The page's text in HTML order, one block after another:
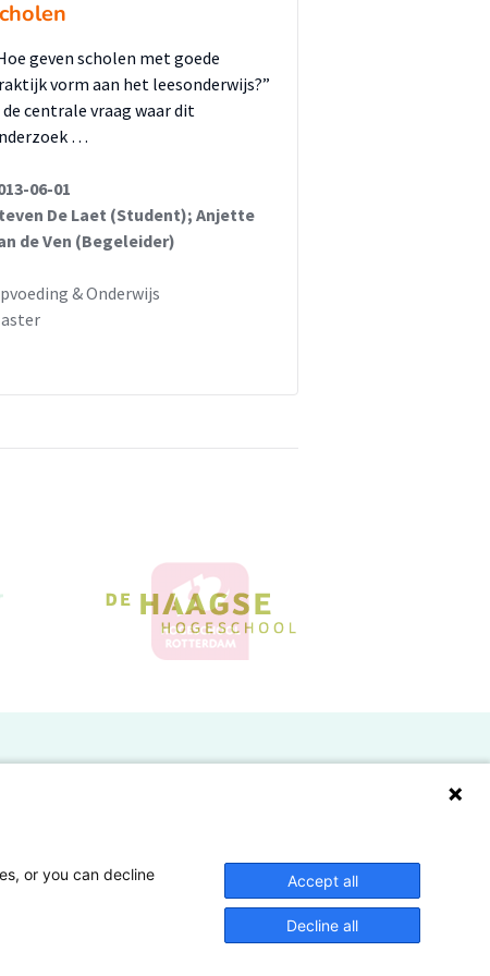
geven scholen met goede
vorm aan het leesonderwijs?”
de centrale vraag waar dit
…
06-01
De Laet (Student); Anjette
de Ven (Begeleider)
& Onderwijs
Lectoren en onderzoekers
or you can decline
Accept all
Decline all